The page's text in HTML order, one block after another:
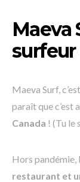
Maeva
Maeva Surf,
paraît que c’est
Canada ! (Tu le
Hors
restaurant et